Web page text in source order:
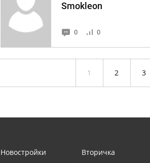
Smokleon
0 0
1 2 3
Новостройки Вторичка